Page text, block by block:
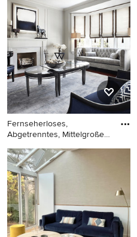
weißer Wandfarbe, dunklem
Holzboden, Kamin und
braunem Boden in Paris
Fernseherloses,
Abgetrenntes, Mittelgroßes
Fernseherloses,
Abgetrenntes, Mittelgroßes
Klassisches Musikzimmer mit
beiger Wandfarbe, dunklem
Holzboden, Kamin und
Kaminumrandung aus Stein
in Paris